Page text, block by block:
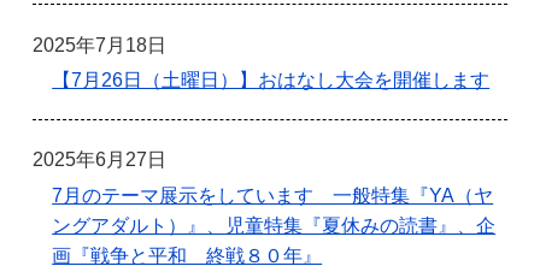
2025年7月18日
【7月26日（土曜日）】おはなし大会を開催します
2025年6月27日
7月のテーマ展示をしています 一般特集『YA（ヤ
ングアダルト）』、児童特集『夏休みの読書』、企
画『戦争と平和 終戦８０年』